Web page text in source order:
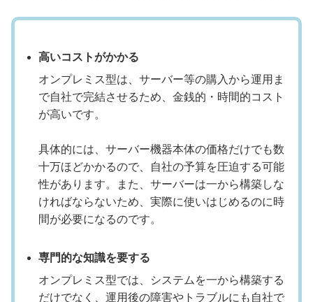
高いコストがかかる
オンプレミス型は、サーバー等の購入から運用ま
で自社で完結させるため、金銭的・時間的コスト
が高いです。
具体的には、サーバー機器本体の価格だけでも数
十万ほどかかるので、自社の予算を圧迫する可能
性があります。また、サーバーは一から構築しな
ければならないため、実際に使いはじめるのに時
間が必要になるのです。
専門的な知識を要する
オンプレミス型では、システムを一から構築する
だけでなく、運用後の障害やトラブルにも自社で